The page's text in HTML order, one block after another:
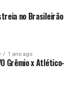
no Brasileirão
1 ano ago
Grêmio x Atlético-